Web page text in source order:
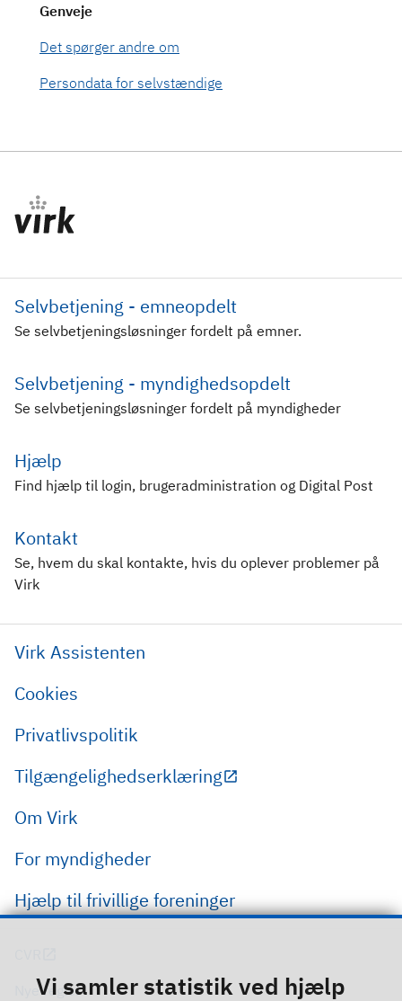
Vi samler statistik ved hjælp
Genveje
Det spørger andre om
Persondata for selvstændige
Selvbetjening - emneopdelt
Se selvbetjeningsløsninger fordelt på emner.
Selvbetjening - myndighedsopdelt
Se selvbetjeningsløsninger fordelt på myndigheder
Hjælp
Find hjælp til login, brugeradministration og Digital Post
Kontakt
Se, hvem du skal kontakte, hvis du oplever problemer på
Virk
Virk Assistenten
Cookies
Privatlivspolitik
Tilgængelighedserklæring
Om Virk
For myndigheder
Hjælp til frivillige foreninger
Nye regler